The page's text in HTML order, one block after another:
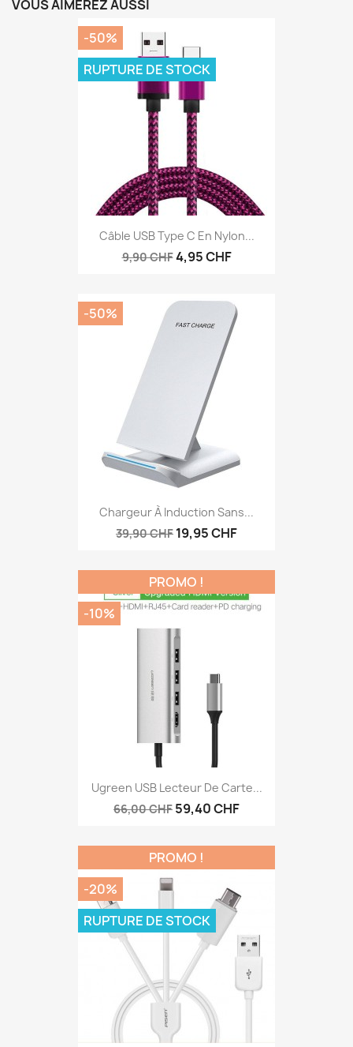
VOUS AIMEREZ AUSSI
Câble USB Type C En Nylon...
9,90 CHF4,95 CHF
-50%
RUPTURE DE STOCK
Chargeur À Induction Sans...
39,90 CHF 19,95 CHF
-50%
Ugreen USB Lecteur De Carte...
66,00 CHF 59,40 CHF
PROMO !
-10%
PROMO !
-20%
RUPTURE DE STOCK